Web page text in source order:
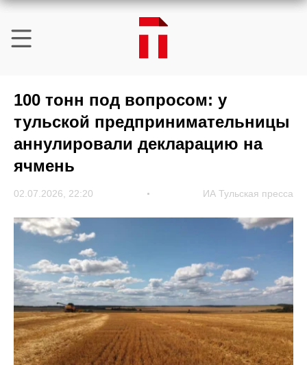
100 тонн под вопросом: у
тульской предпринимательницы
аннулировали декларацию на
ячмень
02.07.2026, 22:20 ИА Тульская пресса